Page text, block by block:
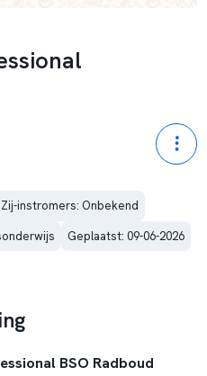
Zij-instromers: Onbekend
Geplaatst: 09-06-2026
BSO Radboud